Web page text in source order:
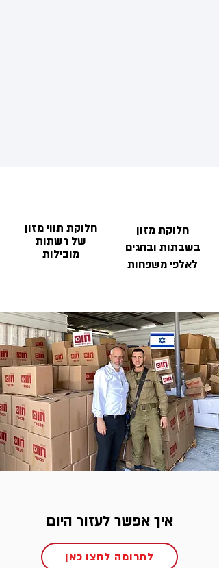
חלוקת תווי מזון
של רשתות
מובילות
חלוקת מזון
בשבתות ובחגים
לאלפי משפחות
איך אפשר לעזור היום
לתרומה לחצו כאן